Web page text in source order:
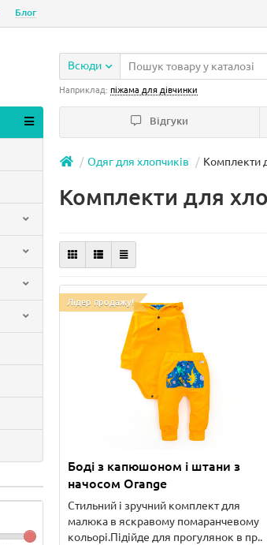
Блог
Всюди
Наприклад: піжама для дівчинки
Відгуки
Одяг для хлопчиків Комплекти
Комплекти для
Лідер продажу!
Боді з капюшоном і штани з
начосом Orange
Стильний і зручний комплект для
малюка в яскравому помаранчевому
кольорі.Підійде для прогулянок в пр..